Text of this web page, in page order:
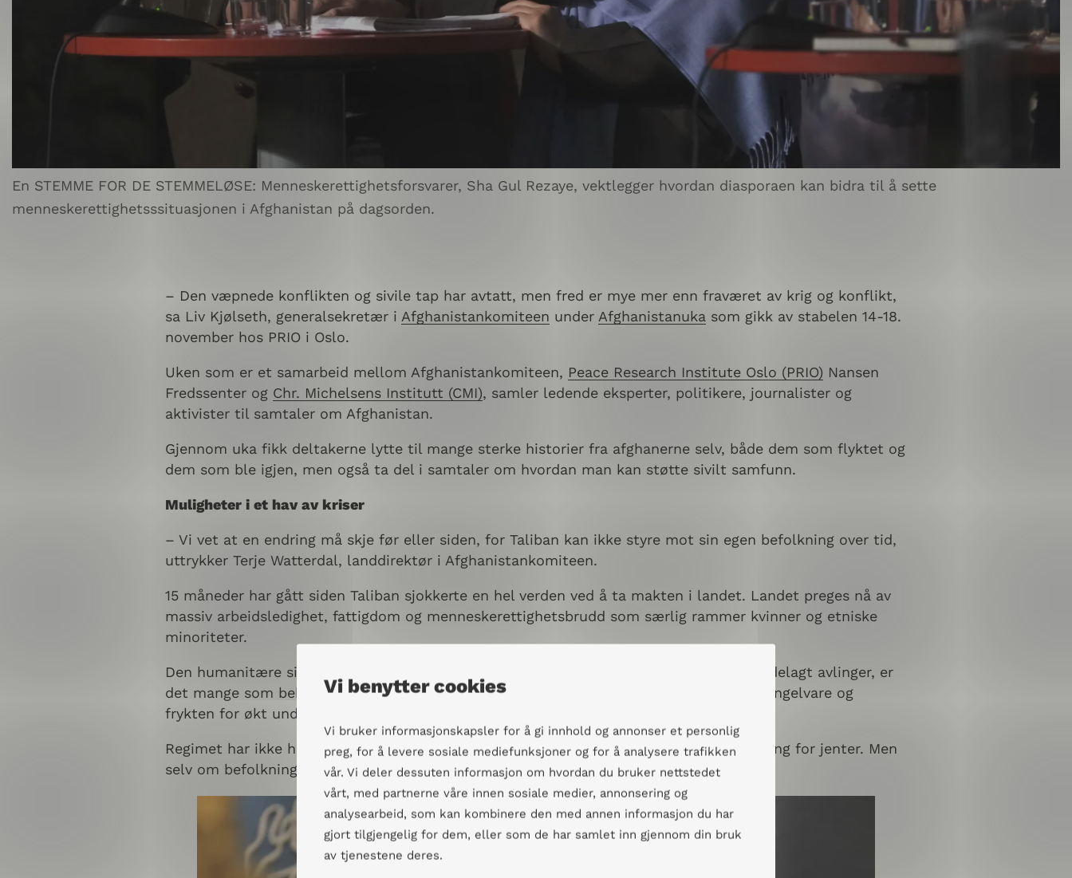
Vi benytter cookies
Vi bruker informasjonskapsler for å gi innhold og annonser et personlig
preg, for å levere sosiale mediefunksjoner og for å analysere trafikken
vår. Vi deler dessuten informasjon om hvordan du bruker nettstedet
vårt, med partnerne våre innen sosiale medier, annonsering og
analysearbeid, som kan kombinere den med annen informasjon du har
gjort tilgjengelig for dem, eller som de har samlet inn gjennom din bruk
av tjenestene deres.
En STEMME FOR DE STEMMELØSE: Menneskerettighetsforsvarer, Sha Gul Rezaye, vektlegger hvordan diasporaen kan bidra til å sette
menneskerettighetsssituasjonen i Afghanistan på dagsorden.
– Den væpnede konflikten og sivile tap har avtatt, men fred er mye mer enn fraværet av krig og konflikt,
sa Liv Kjølseth, generalsekretær i Afghanistankomiteen under Afghanistanuka som gikk av stabelen 14-18.
november hos PRIO i Oslo.
Uken som er et samarbeid mellom Afghanistankomiteen, Peace Research Institute Oslo (PRIO) Nansen
Fredssenter og Chr. Michelsens Institutt (CMI), samler ledende eksperter, politikere, journalister og
aktivister til samtaler om Afghanistan.
Gjennom uka fikk deltakerne lytte til mange sterke historier fra afghanerne selv, både dem som flyktet og
dem som ble igjen, men også ta del i samtaler om hvordan man kan støtte sivilt samfunn.
Muligheter i et hav av kriser
– Vi vet at en endring må skje før eller siden, for Taliban kan ikke styre mot sin egen befolkning over tid,
uttrykker Terje Watterdal, landdirektør i Afghanistankomiteen.
15 måneder har gått siden Taliban sjokkerte en hel verden ved å ta makten i landet. Landet preges nå av
massiv arbeidsledighet, fattigdom og menneskerettighetsbrudd som særlig rammer kvinner og etniske
minoriteter.
Den humanitære situasjonen er prekær. Etter en serie med naturkatastrofer som har ødelagt avlinger, er
det mange som bekymrer seg for tilgangen til mat foran vinteren. Helsetjenester er mangelvare og
frykten for økt underernæring og barnedødelighet er sterkt til stede.
Regimet har ikke holdt sine løfter om et inkluderende styresett eller tilgang til utdanning for jenter. Men
selv om befolkningen er lammet av frykt er det også en sterk endringsvilje i landet.